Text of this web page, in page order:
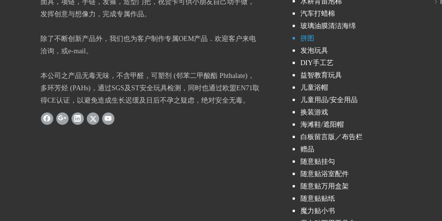
面具，项链，手链，发箍，造型门把，祝贺卡可供小朋友自己动手做，
发挥创意与想像力，完成专属作品。
除了不断创新产品外，我们也为客户制作专属OEM产品．欢迎客户来电
洽询，或e-mail。
本公司之产品无毒无味，不含甲醛，可塑剂 (邻苯二甲酸酯 Phthalate)，
多环芳烃 (PAHs)，通过SGS及ST安全玩具检测，同时也通过欧盟EN71取
得CE认证，以避免造成生长迟缓及日后不孕之疑虑，绝对安全无毒。
汽车打蜡棉
玻璃油膜清洁海绵
拼图
发泡玩具
DIY手工艺
益智教育玩具
儿童浴帽
儿童用品/安全用品
换装游戏
海滩鞋/遮阳帽
白板留言版／布告栏
赠品
随意贴挂勾
随意贴浴室配件
随意贴万用盒架
随意贴贴纸
魔力贴小书